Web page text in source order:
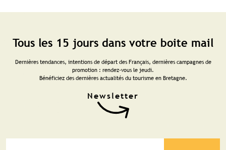
Tous les 15 jours dans votre boite mail
Dernières tendances, intentions de départ des Français, dernières campagnes de
promotion : rendez-vous le jeudi.
Bénéficiez des dernières actualités du tourisme en Bretagne.